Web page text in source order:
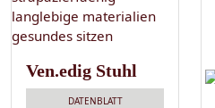
Ven.edig Stuhl
DATENBLATT